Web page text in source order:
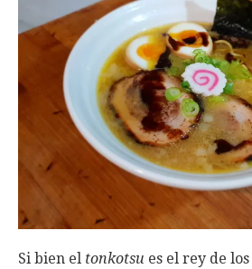
Si bien el tonkotsu es el rey de los